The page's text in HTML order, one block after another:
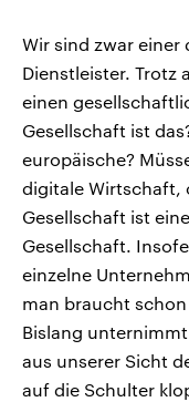
Wir sind zwar
Dienstleister. Trotz
einen
Gesellschaft ist
europäische?
digitale Wirtschaft,
Gesellschaft ist
Gesellschaft.
einzelne
man braucht
Bislang
aus unserer Sicht
auf die Schulter